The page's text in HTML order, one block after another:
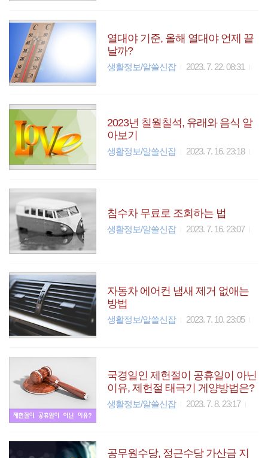
열대야 기준, 올해 열대야 언제 끝
날까?
생활정보/알쓸신잡 2023. 7. 22. 08:31
2023년 칠월칠석, 유래와 음식 알
아보기
생활정보/알쓸신잡 2023. 7. 16. 23:18
침수차 무료로 조회하는 법
생활정보/알쓸신잡 2023. 7. 16. 23:07
자동차 에어컨 냄새 제거 없애는
방법
생활정보/알쓸신잡 2023. 7. 10. 23:05
국경일인 제헌절이 공휴일이 아닌
이유, 제헌절 태극기 게양방법은?
생활정보/알쓸신잡 2023. 7. 8. 23:17
공무원수당, 정근수당 가산금 지